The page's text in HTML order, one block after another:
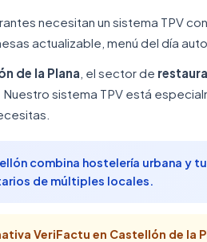
necesitan un sistema TPV
actualizable, menú del día
de la Plana , el sector de
Nuestro sistema TPV está
combina hostelería urbana y
de múltiples locales.
VeriFactu en Castellón de la